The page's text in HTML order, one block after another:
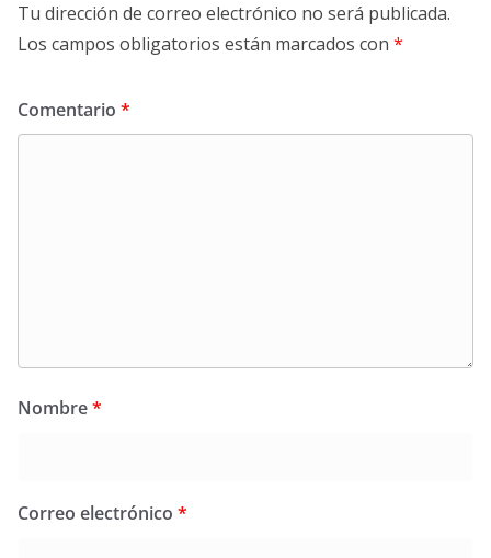
Tu dirección de correo electrónico no será publicada.
Los campos obligatorios están marcados con *
Comentario *
Nombre*
Correo electrónico *